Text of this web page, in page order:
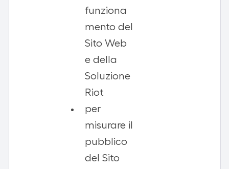
funziona
mento del
Sito Web
e della
Soluzione
Riot
per
misurare il
pubblico
del Sito